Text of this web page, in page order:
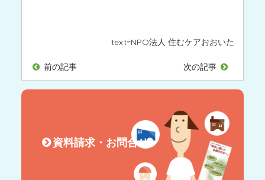
text=NPO法人 住むケアおおいた
前の記事 次の記事
資料請求・お問合せ